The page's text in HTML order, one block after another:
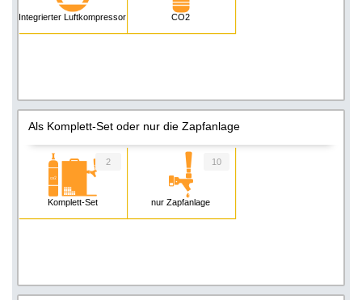
Integrierter Luftkompressor CO2
Als Komplett-Set oder nur die Zapfanlage
Komplett-Set
2
nur Zapfanlage
10